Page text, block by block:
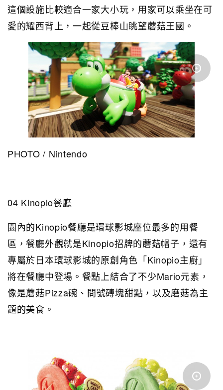
這個設施比較適合一家大小玩，用家可以乘坐在可
愛的耀西背上，一起從豆棒山眺望蘑菇王國。
PHOTO / Nintendo
04 Kinopio餐廳
園內的Kinopio餐廳是環球影城座位最多的用餐
區，餐廳外觀就是Kinopio招牌的蘑菇帽子，還有
專屬於日本環球影城的原創角色「Kinopio主廚」
將在餐廳中登場。餐點上結合了不少Mario元素，
像是蘑菇Pizza碗、問號磚塊甜點，以及磨菇為主
題的美食。